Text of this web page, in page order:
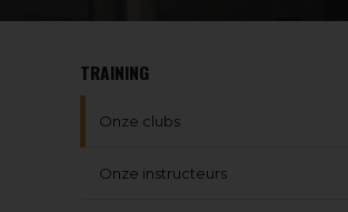
TRAINING
Onze clubs
Onze instructeurs